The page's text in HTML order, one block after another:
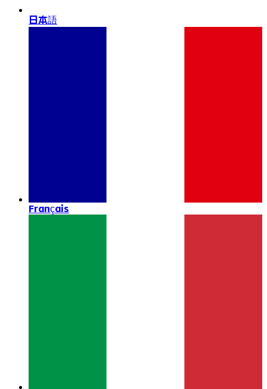
日本語
Français